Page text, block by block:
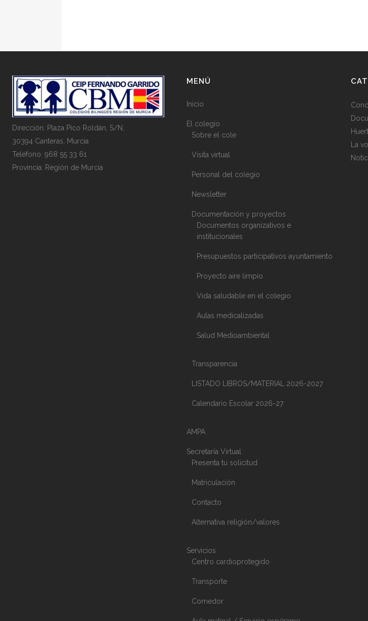
Dirección: Plaza Pico Roldán, S/N,
30394 Canteras, Murcia
Teléfono: 968 55 33 61
Provincia: Región de Murcia
MENÚ
Inicio
El colegio
Sobre el cole
Visita virtual
Personal del colegio
Newsletter
Documentación y proyectos
Documentos organizativos e
institucionales
Presupuestos participativos ayuntamiento
Proyecto aire limpio​
Vida saludable en el colegio
Aulas medicalizadas
Salud Medioambiental
Transparencia
LISTADO LIBROS/MATERIAL 2026-2027
Calendario Escolar 2026-27
AMPA
Secretaría Virtual
Presenta tu solicitud
Matriculación
Contacto
Alternativa religión/valores
Servicios
Centro cardioprotegido
Transporte
Comedor
La